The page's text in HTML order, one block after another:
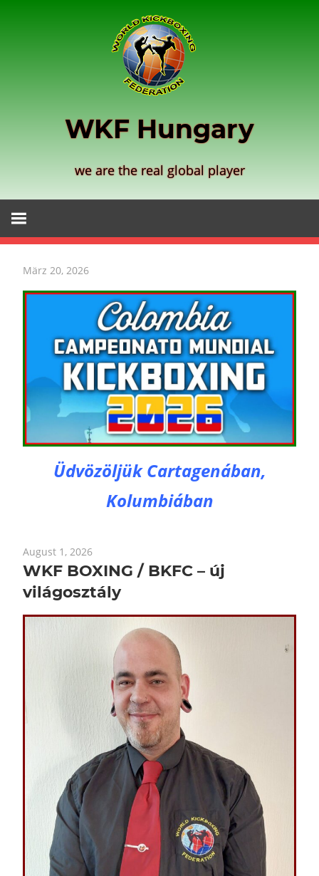
WKF Hungary
we are the real global player
März 20, 2026
Üdvözöljük Cartagenában,
Kolumbiában
August 1, 2026
WKF BOXING / BKFC – új
világosztály